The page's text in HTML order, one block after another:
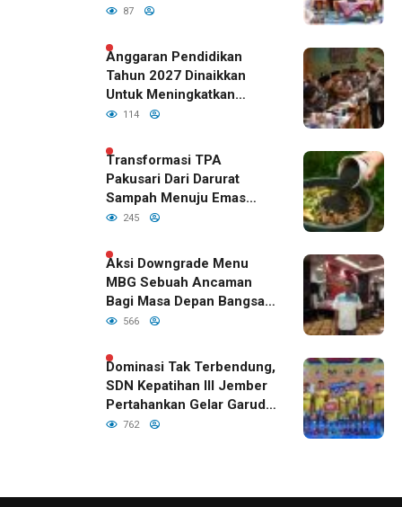
87
Anggaran Pendidikan
Tahun 2027 Dinaikkan
Untuk Meningkatkan
Kualitas Anak Bangsa,
RI
114
Transformasi TPA
Pakusari Dari Darurat
Sampah Menuju Emas
Hijau di Era Kepemimpinan
245
Aksi Downgrade Menu
MBG Sebuah Ancaman
Bagi Masa Depan Bangsa
Indonesia
566
Dominasi Tak Terbendung,
SDN Kepatihan III Jember
Pertahankan Gelar Garuda
Cup 2026
762